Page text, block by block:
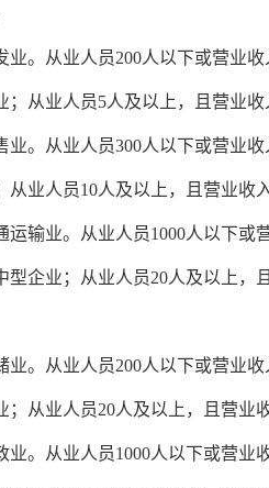
从业人员200人以下或营业收
；从业人员5人及以上，且营业
从业人员300人以下或营业收
从业人员10人及以上，且营业收
业。从业人员1000人以下或营
型企业；从业人员20人及以上，
从业人员200人以下或营业收
；从业人员20人及以上，且营
从业人员1000人以下或营业收